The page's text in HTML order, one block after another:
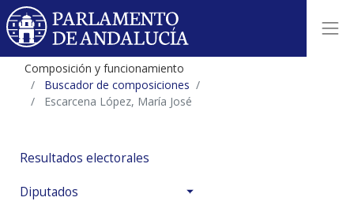
Composición y funcionamiento
Buscador de composiciones
Escarcena López, María José
Resultados electorales
Diputados